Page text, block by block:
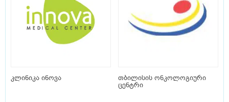
კლინიკა ინოვა
თბილისის ონკოლოგიური
ცენტრი